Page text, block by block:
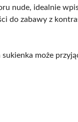
nude, idealnie
do zabawy z
może